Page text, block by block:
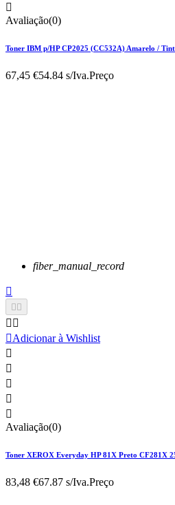

Avaliação(0)
Toner IBM p/HP CP2025 (CC532A) Amarelo /
67,45 €54.84 s/Iva.Preço
fiber_manual_record


 
Adicionar à Wishlist





Avaliação(0)
Toner XEROX Everyday HP 81X Preto CF281X
83,48 €67.87 s/Iva.Preço